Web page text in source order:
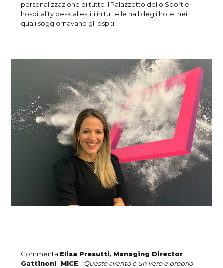
personalizzazione di tutto il Palazzetto dello Sport e
hospitality desk allestiti in tutte le hall degli hotel nei
quali soggiornavano gli ospiti.
Commenta Elisa Presutti, Managing Director
Gattinoni MICE: “Questo evento è un vero e proprio